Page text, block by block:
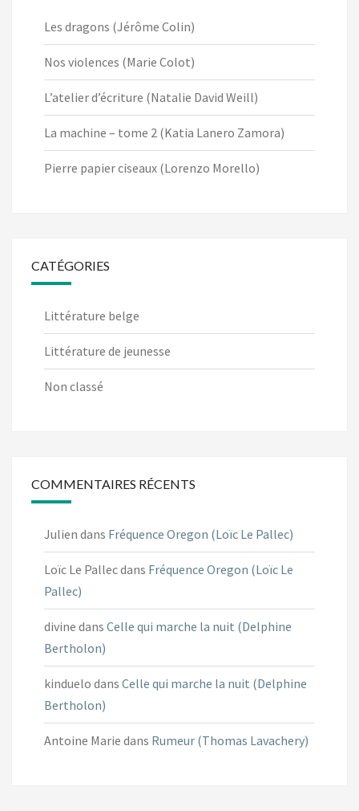
Les dragons (Jérôme Colin)
Nos violences (Marie Colot)
L’atelier d’écriture (Natalie David Weill)
La machine – tome 2 (Katia Lanero Zamora)
Pierre papier ciseaux (Lorenzo Morello)
CATÉGORIES
Littérature belge
Littérature de jeunesse
Non classé
COMMENTAIRES RÉCENTS
Julien dans Fréquence Oregon (Loïc Le Pallec)
Loïc Le Pallecdans Fréquence Oregon (Loïc Le
Pallec)
divine dans Celle qui marche la nuit (Delphine
Bertholon)
kinduelo dans Celle qui marche la nuit (Delphine
Bertholon)
Antoine Marie dans Rumeur (Thomas Lavachery)